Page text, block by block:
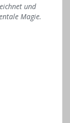
und
Magie.